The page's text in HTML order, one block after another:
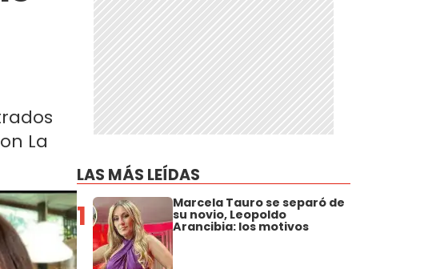
La
LAS MÁS LEÍDAS
1 Marcela Tauro se separó de
su novio, Leopoldo
Arancibia: los motivos